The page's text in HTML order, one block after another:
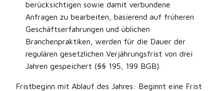
berücksichtigen sowie damit verbundene
Anfragen zu bearbeiten, basierend auf früheren
Geschäftserfahrungen und üblichen
Branchenpraktiken, werden für die Dauer der
regulären gesetzlichen Verjährungsfrist von drei
Jahren gespeichert (§§ 195, 199 BGB).
Fristbeginn mit Ablauf des Jahres: Beginnt eine Frist